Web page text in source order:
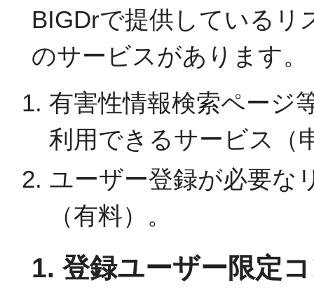
BIGDrで提供しているリ
のサービスがあります。
有害性情報検索ページ
利用できるサービス（
ユーザー登録が必要な
（有料）。
1. 登録ユーザー限定